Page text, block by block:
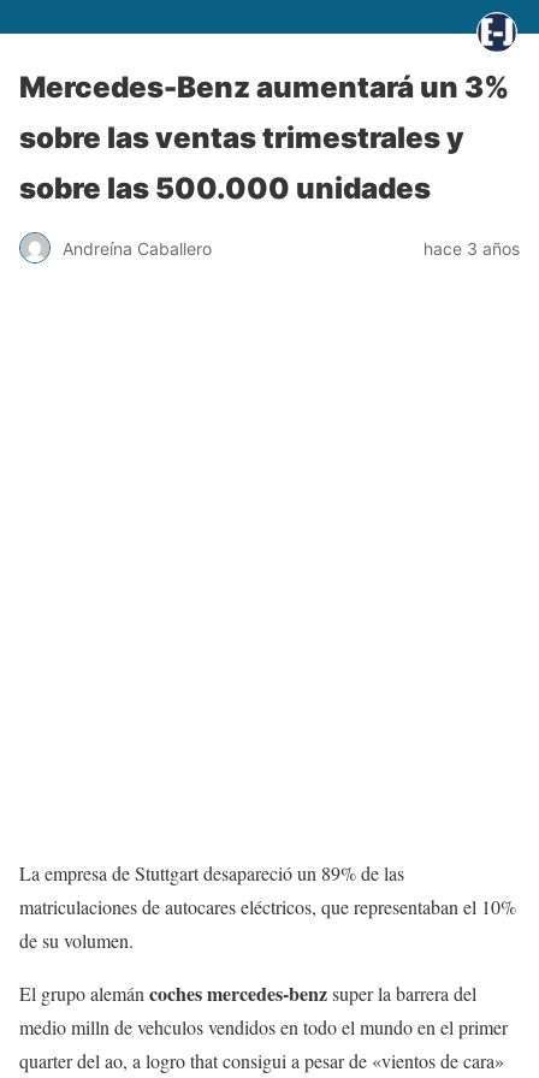
Mercedes-Benz aumentará un 3%
sobre las ventas trimestrales y
sobre las 500.000 unidades
Andreína Caballero hace 3 años
La empresa de Stuttgart desapareció un 89% de las
matriculaciones de autocares eléctricos, que representaban el 10%
de su volumen.
El grupo alemán coches mercedes-benzsuper la barrera del
medio milln de vehculos vendidos en todo el mundo en el primer
quarter del ao, a logro that consigui a pesar de «vientos de cara»